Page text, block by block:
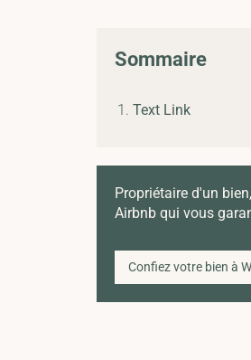
Sommaire
Text Link
Propriétaire d'un
Airbnb qui vous
Confiez votre bien à